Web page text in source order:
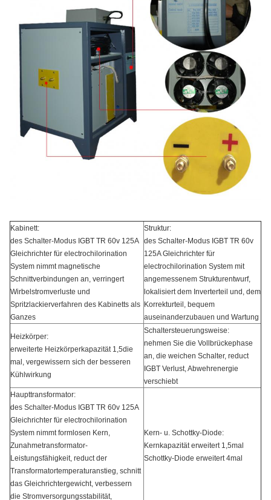
Kabinett:
des Schalter-Modus IGBT TR 60v 125A
Gleichrichter für electrochilorination
System nimmt magnetische
Schnittverbindungen an, verringert
Wirbelstromverluste und
Spritzlackierverfahren des Kabinetts als
Ganzes
Struktur:
des Schalter-Modus IGBT TR 60v
125A Gleichrichter für
electrochilorination System mit
angemessenem Strukturentwurf,
lokalisiert dem Inverterteil und, dem
Korrekturteil, bequem
auseinanderzubauen und Wartung
Heizkörper:
erweiterte Heizkörperkapazität 1,5die
mal, vergewissern sich der besseren
Kühlwirkung
Schaltersteuerungsweise:
nehmen Sie die Vollbrückephase
an, die weichen Schalter, reduct
IGBT Verlust, Abwehrenergie
verschiebt
Haupttransformator:
des Schalter-Modus IGBT TR 60v 125A
Gleichrichter für electrochilorination
System nimmt formlosen Kern,
Zunahmetransformator-
Leistungsfähigkeit, reduct der
Transformatortemperaturanstieg, schnitt
das Gleichrichtergewicht, verbessern
die Stromversorgungsstabilität,
Kern- u. Schottky-Diode:
Kernkapazität erweitert 1,5mal
Schottky-Diode erweitert 4mal